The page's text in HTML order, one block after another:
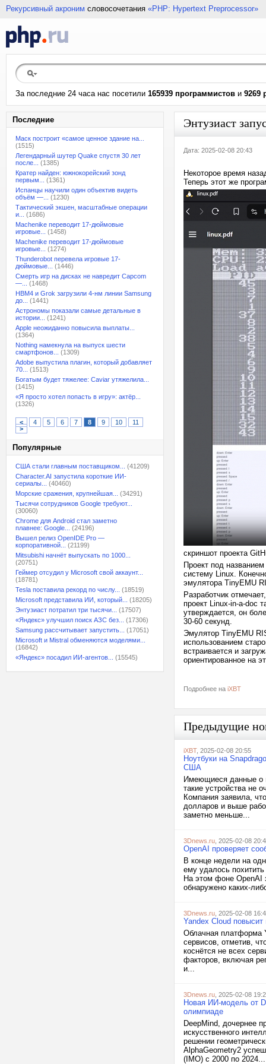
Рекурсивный акроним словосочетания «PHP: Hypertext Preprocessor»
За последние 24 часа нас посетили 165939 программистов и 9269
Последние
Маск построит «самое ценное здание на...
(1515)
Легендарный шутер Quake спустя 30 лет
после...
(1385)
Кратер найден: южнокорейский зонд
первым...
(1361)
Испанцы научили один объектив видеть
объём —...
(1230)
Тактический экшен, масштабные операции
и...
(1686)
Machenike переводит 17-дюймовые
игровые...
(1458)
Machenike переводит 17-дюймовые
игровые...
(1274)
Thunderobot перевела игровые 17-
дюймовые...
(1446)
Смерть игр на дисках не навредит Capcom
—...
(1468)
HBM4 и Grok загрузили 4-нм линии Samsung
до...
(1441)
Астрономы показали самые детальные в
истории...
(1241)
Apple неожиданно повысила выплаты...
(1364)
Nothing намекнула на выпуск шести
смартфонов...
(1309)
Adobe выпустила плагин, который добавляет
70...
(1513)
Богатым будет тяжелее: Caviar утяжелила...
(1415)
«Я просто хотел попасть в игру»: актёр...
(1326)
< 4 5 6 7 8 9 10
11
>
Популярные
США стали главным поставщиком...
(41209)
Character.AI запустила короткие ИИ-
сериалы...
(40460)
Морские сражения, крупнейшая...
(34291)
Тысячи сотрудников Google требуют...
(30060)
Chrome для Android стал заметно
плавнее: Google...
(24196)
Вышел релиз OpenIDE Pro —
корпоративной...
(21199)
Mitsubishi начнёт выпускать по 1000...
(20751)
Геймер отсудил у Microsoft свой аккаунт...
(18781)
Tesla поставила рекорд по числу...
(18519)
Microsoft представила ИИ, который...
(18205)
Энтузиаст потратил три тысячи...
(17507)
«Яндекс» улучшил поиск АЗС без...
(17306)
Samsung рассчитывает запустить...
(17051)
Microsoft и Mistral обменяются моделями...
(16842)
«Яндекс» посадил ИИ-агентов...
(15545)
Энтузиаст
Дата: 2025-02-08 20:43
Некоторое время
Теперь этот же
скриншот проекта
Проект под
систему Linux.
эмулятора TinyEMU
Разработчик
проект Linux-in-a-doc
утверждается, он
30-60 секунд.
Эмулятор TinyEMU
использованием
встраивается и
ориентированное на
Подробнее на iXBT
Предыдущие
iXBT, 2025-02-08 20:55
Ноутбуки на
США
Имеющиеся данные о
такие устройства не
Компания заявила,
долларов и выше
заметно меньше...
3Dnews.ru , 2025-02-08
OpenAI проверяет
В конце недели на
ему удалось
На этом фоне OpenAI
обнаружено каких-
3Dnews.ru , 2025-02-08
Yandex Cloud
Облачная платформа
сервисов, отметив,
коснётся не всех
факторов, включая
и...
3Dnews.ru , 2025-02-08
Новая ИИ-модель от
олимпиаде
DeepMind, дочернее
искусственного
решении
AlphaGeometry2
(IMO) с 2000 по 2024...